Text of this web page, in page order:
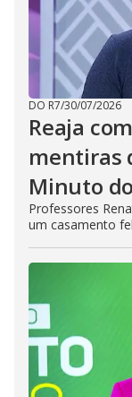
DO R7/30/07/2026
Reaja
mentiras
Minuto
Professores
um casamento